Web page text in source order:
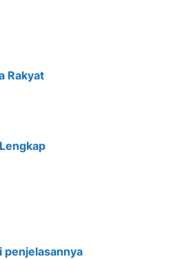
Rakyat
penjelasannya